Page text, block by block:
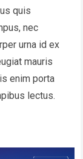
quis
nec
urna id ex
mauris
enim porta
lectus.